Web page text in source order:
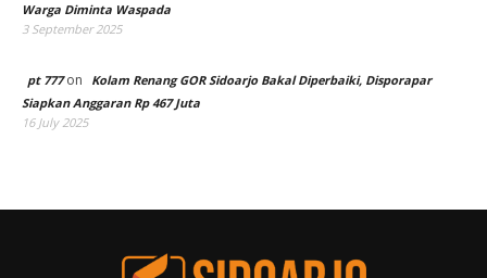
Warga Diminta Waspada
3 September 2025
pt 777on
Kolam Renang GOR Sidoarjo Bakal Diperbaiki, Disporapar
Siapkan Anggaran Rp 467 Juta
16 July 2025